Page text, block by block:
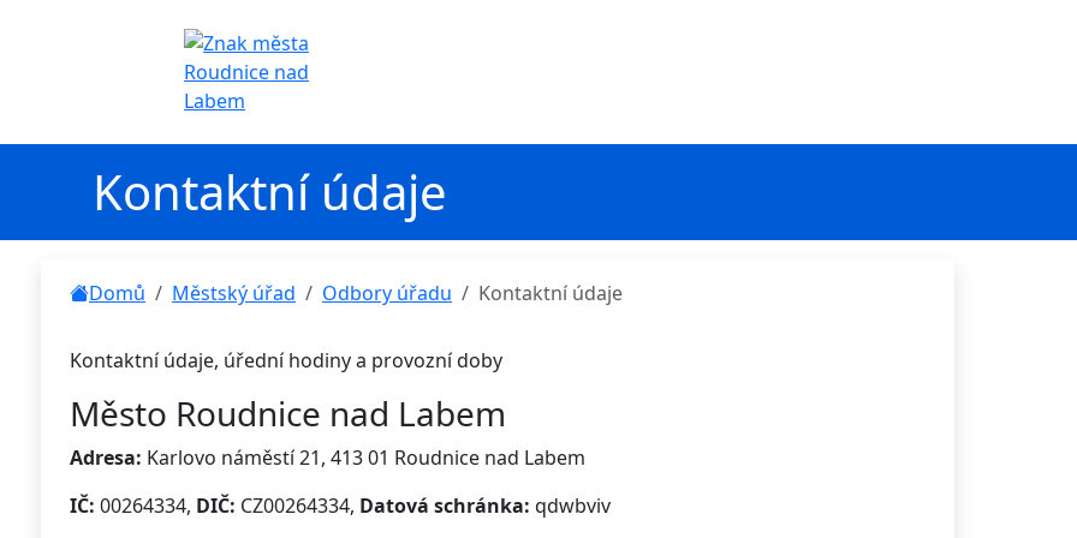
Kontaktní údaje
Domů Městský úřad Odbory úřadu Kontaktní údaje
Kontaktní údaje, úřední hodiny a provozní doby
Město Roudnice nad Labem
Adresa: Karlovo náměstí 21, 413 01 Roudnice nad Labem
IČ: 00264334, DIČ: CZ00264334, Datová schránka: qdwbviv